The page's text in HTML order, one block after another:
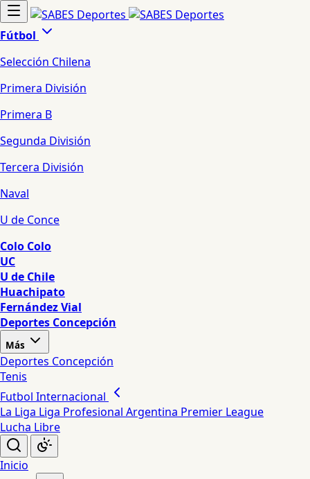
Fútbol
Selección Chilena
Primera División
Primera B
Segunda División
Tercera División
Naval
U de Conce
Colo Colo
UC
U de Chile
Huachipato
Fernández Vial
Deportes Concepción
Más
Deportes Concepción
Tenis
Futbol Internacional
La Liga Liga Profesional Argentina Premier League
Lucha Libre
Inicio